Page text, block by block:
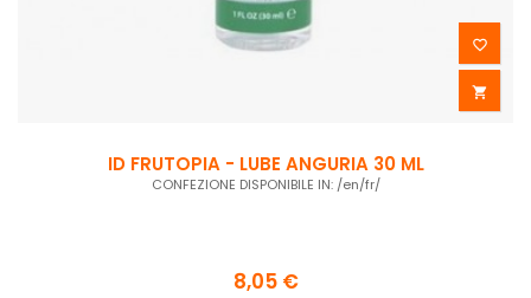


ID FRUTOPIA - LUBE ANGURIA 30 ML
CONFEZIONE DISPONIBILE IN: /en/fr/
8,05 €